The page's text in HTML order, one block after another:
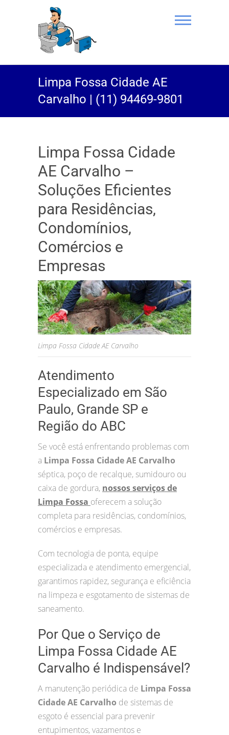
(11) 94469-
9801 |
Desentupidora
Rei do Esgoto
Limpa Fossa Cidade AE
Carvalho | (11) 94469-9801
Limpa Fossa Cidade
AE Carvalho –
Soluções Eficientes
para Residências,
Condomínios,
Comércios e
Empresas
Limpa Fossa Cidade AE Carvalho
Atendimento
Especializado em São
Paulo, Grande SP e
Região do ABC
Se você está enfrentando problemas com
a Limpa Fossa Cidade AE Carvalho
séptica, poço de recalque, sumidouro ou
caixa de gordura, nossos serviços de
Limpa Fossa oferecem a solução
completa para residências, condomínios,
comércios e empresas.
Com tecnologia de ponta, equipe
especializada e atendimento emergencial,
garantimos rapidez, segurança e eficiência
na limpeza e esgotamento de sistemas de
saneamento.
Por Que o Serviço de
Limpa Fossa Cidade AE
Carvalho é Indispensável?
A manutenção periódica de Limpa Fossa
Cidade AE Carvalho de sistemas de
esgoto é essencial para prevenir
entupimentos, vazamentos e